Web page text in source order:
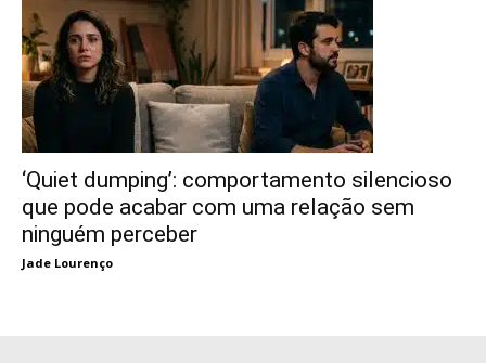
‘Quiet dumping’: comportamento silencioso
que pode acabar com uma relação sem
ninguém perceber
Jade Lourenço